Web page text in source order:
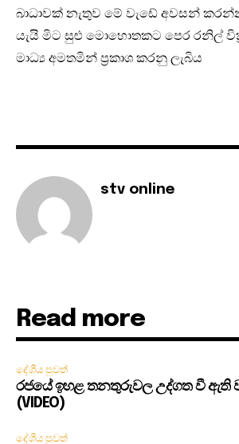
බාධාවක් නැතුව මේ වැඩේ අවසන්
යැයි මිට සුළු මොහොතකට පෙර රනිල්
මාධ්‍ය අමතමින් ප්‍රකාශ කරනු ලැබිය
stv online
Read more
දේශීය පුවත්
රජයේ ඉහළ තනතුරුවල උද්ගත වී ඇති
(VIDEO)
දේශීය පුවත්